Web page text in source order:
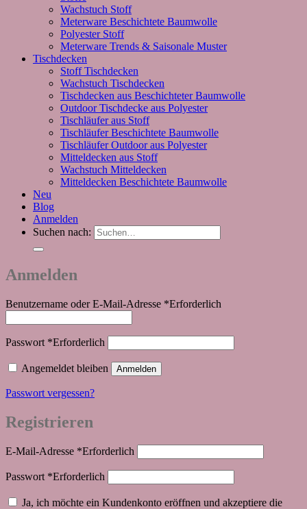
Wachstuch Stoff
Meterware Beschichtete Baumwolle
Polyester Stoff
Meterware Trends & Saisonale Muster
Tischdecken
Stoff Tischdecken
Wachstuch Tischdecken
Tischdecken aus Beschichteter Baumwolle
Outdoor Tischdecke aus Polyester
Tischläufer aus Stoff
Tischläufer Beschichtete Baumwolle
Tischläufer Outdoor aus Polyester
Mitteldecken aus Stoff
Wachstuch Mitteldecken
Mitteldecken Beschichtete Baumwolle
Neu
Blog
Anmelden
Suchen nach:
Anmelden
Benutzername oder E-Mail-Adresse *Erforderlich
Passwort *Erforderlich
Angemeldet bleiben Anmelden
Passwort vergessen?
Registrieren
E-Mail-Adresse *Erforderlich
Passwort *Erforderlich
Ja, ich möchte ein Kundenkonto eröffnen und akzeptiere die